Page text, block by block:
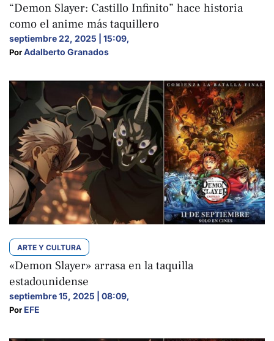
“Demon Slayer: Castillo Infinito” hace historia
como el anime más taquillero
septiembre 22, 2025 | 15:09,
Por Adalberto Granados
ARTE Y CULTURA
«Demon Slayer» arrasa en la taquilla
estadounidense
septiembre 15, 2025 | 08:09,
Por EFE